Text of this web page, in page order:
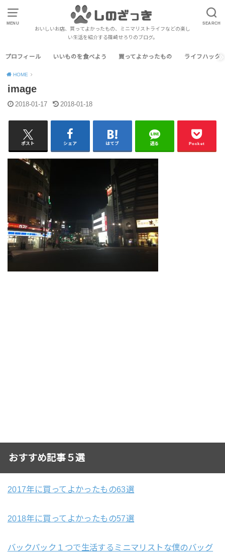
MENU SEARCH
おいしいお店、買ってよかったもの、ミニマリストライフなどの楽し
い生活を紹介する篠崎せろりのブログ。
プロフィール いいものを食べよう 買ってよかったもの ライフハック
HOME
image
2018-01-17 2018-01-18
ポスト シェア はてブ 送る Pocket
おすすめ記事５選
2017年に買ってよかったもの63選
2018年に買ってよかったもの57選
バックパック１つで生活するミニマリストな僕のバッグ